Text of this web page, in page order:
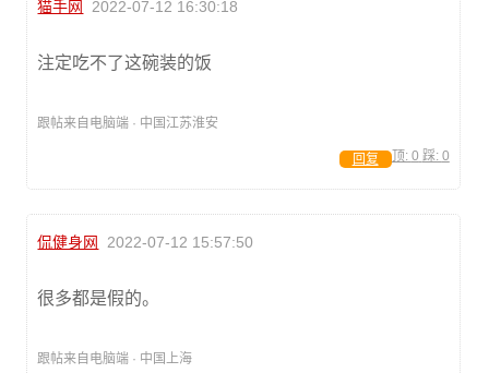
猫手网 2022-07-12 16:30:18
注定吃不了这碗装的饭
跟帖来自电脑端 · 中国江苏淮安
顶: 0 踩: 0
回复
侃健身网 2022-07-12 15:57:50
很多都是假的。
跟帖来自电脑端 · 中国上海